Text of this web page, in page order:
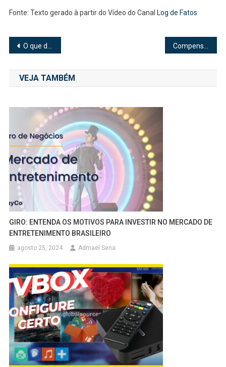
Fonte: Texto gerado à partir do Vídeo do Canal Log de Fatos
Navegação
de
Post
O que devo saber antes de comprar um fogão?
VEJA TAMBÉM
GIRO: ENTENDA OS MOTIVOS PARA INVESTIR NO MERCADO DE
ENTRETENIMENTO BRASILEIRO
agosto 25, 2024 Admael Sena